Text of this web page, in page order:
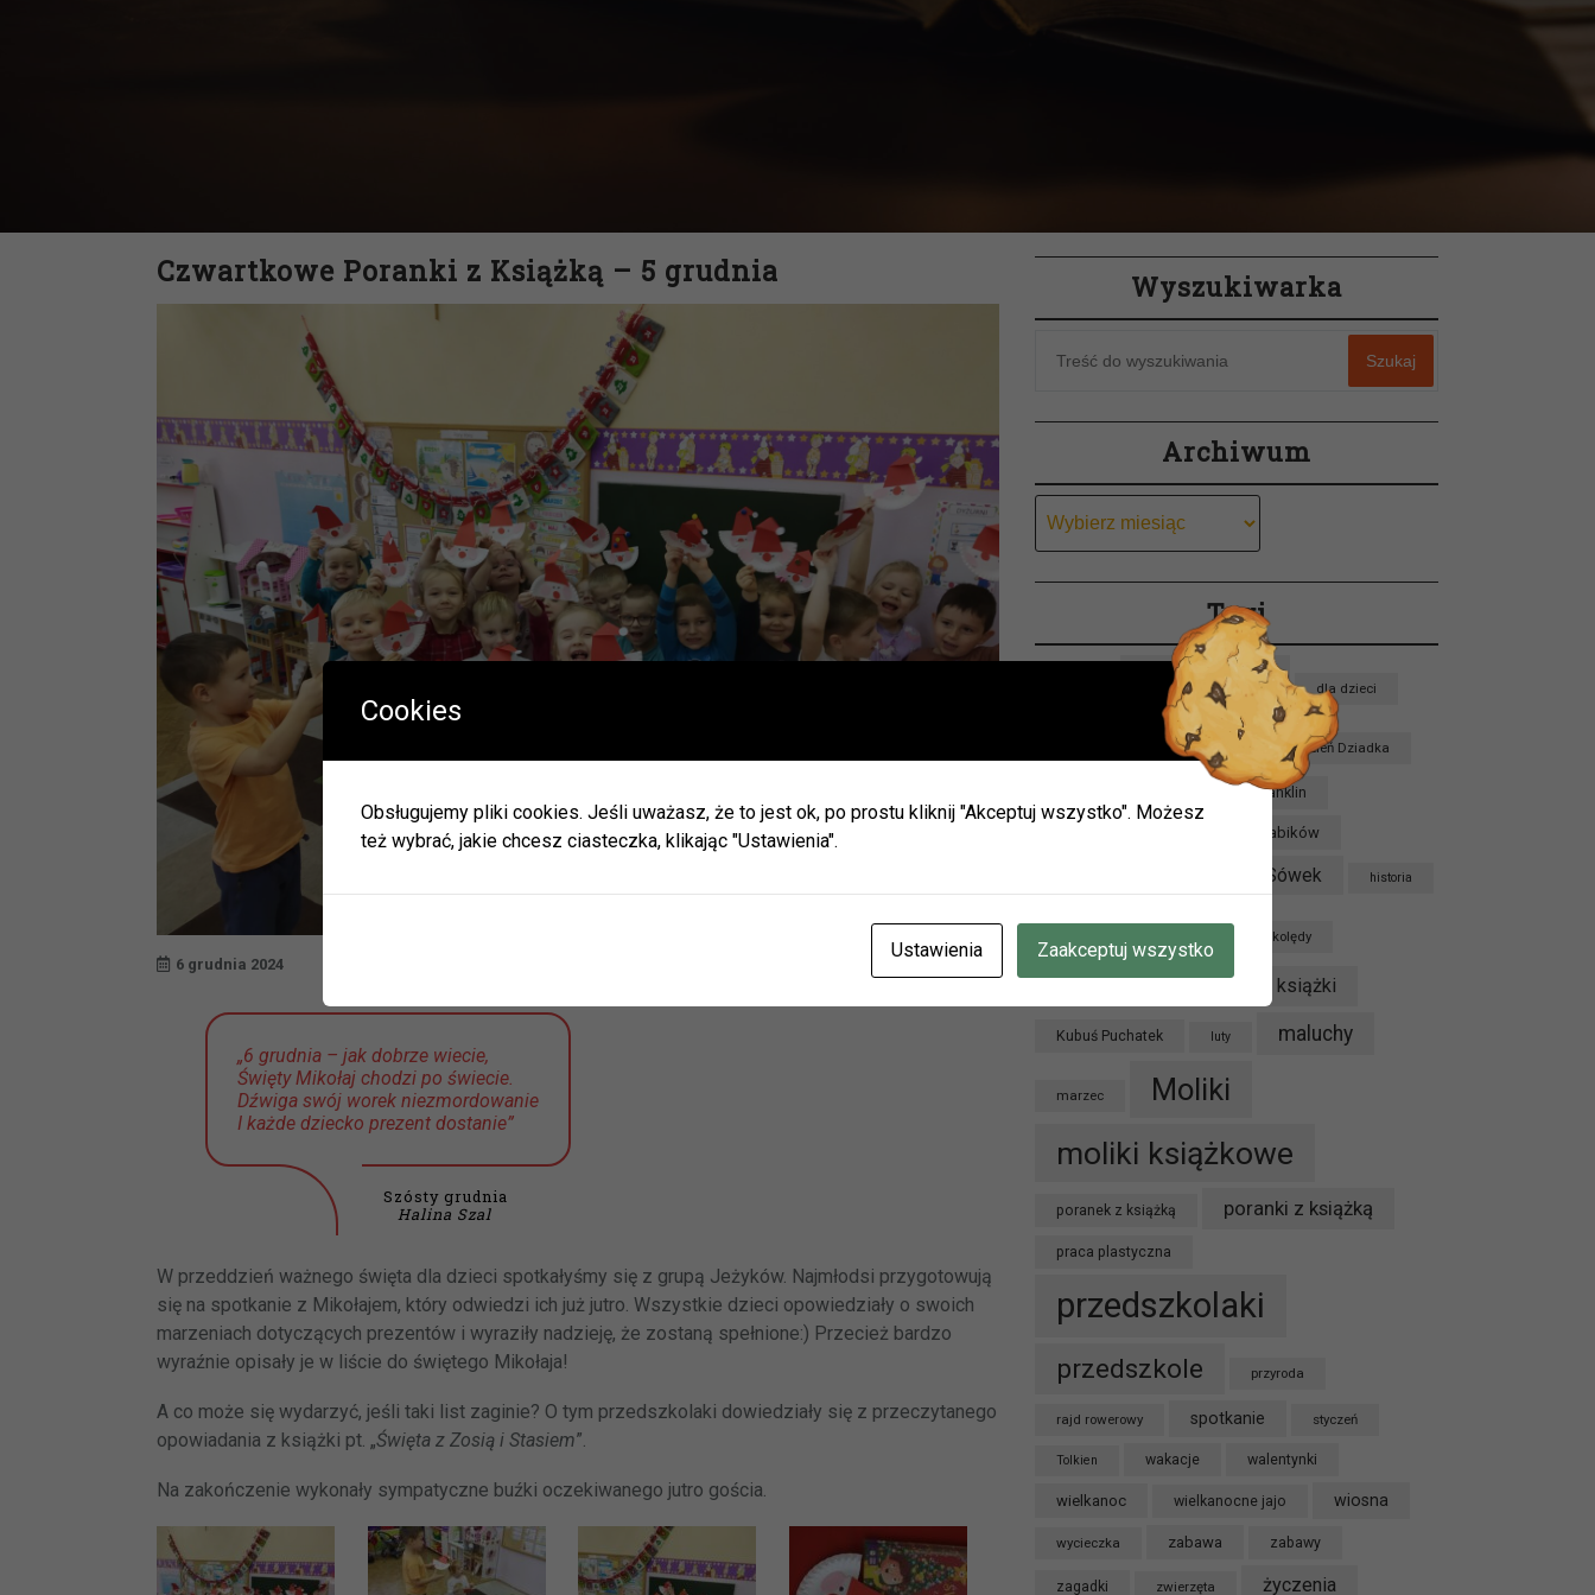
Czwartkowe Poranki z Książką – 5 grudnia
6 grudnia 2024
„6 grudnia – jak dobrze wiecie,
Święty Mikołaj chodzi po świecie.
Dźwiga swój worek niezmordowanie
I każde dziecko prezent dostanie”
Szósty grudnia
Halina Szal
W przeddzień ważnego święta dla dzieci spotkałyśmy się z grupą Jeżyków. Najmłodsi przygotowują
się na spotkanie z Mikołajem, który odwiedzi ich już jutro. Wszystkie dzieci opowiedziały o swoich
marzeniach dotyczących prezentów i wyraziły nadzieję, że zostaną spełnione:) Przecież bardzo
wyraźnie opisały je w liście do świętego Mikołaja!
A co może się wydarzyć, jeśli taki list zaginie? O tym przedszkolaki dowiedziały się z przeczytanego
opowiadania z książki pt. „Święta z Zosią i Stasiem”.
Na zakończenie wykonały sympatyczne buźki oczekiwanego jutro gościa.
Wyszukiwarka
Szukaj
Archiwum
Tagi
biblioteka dla dzieci
Dzień Babci Dzień Dziadka
Franklin
Grupa Krabików
Grupa Sówek historia
kalendarium kolędy
konkurs książki
Kubuś Puchatek luty maluchy
marzec Moliki
moliki książkowe
poranek z książką poranki z książką
praca plastyczna
przedszkolaki
przedszkole przyroda
rajd rowerowy spotkanie styczeń
Tolkien wakacje walentynki
wielkanoc wielkanocne jajo wiosna
wycieczka zabawa zabawy
zagadki zwierzęta życzenia
Ważna informacja!
W okresie wakacji biblioteki w Olszynie i w Hadrze oraz oddział dla dzieci w
Zapraszamy do naszych placówek w Herbach (ul. Lubliniecka) i w Lisowie.
W związku z zaplanowanymi urlopami pracowników godziny otwarcia mogą
Informacje znajdziecie Państwo na naszej stronie internetowej i facebooku.
JEDNOCZENIE INFORMUJEMY, ŻE W DNIACH 3-14 SIERPNIA
BIBLIOTEKA W HERBACH PRZY UL. LUBLINIECKIEJ BĘDZIE CZYNNA W
GODZINACH 9:00-15:00
Cookies
Obsługujemy pliki cookies. Jeśli uważasz, że to jest ok, po prostu kliknij "Akceptuj wszystko". Możesz
też wybrać, jakie chcesz ciasteczka, klikając "Ustawienia".
Ustawienia Zaakceptuj wszystko